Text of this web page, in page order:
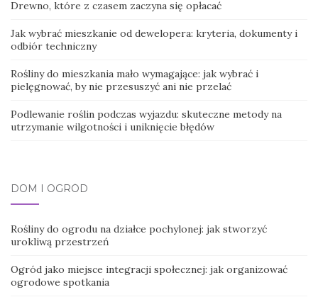
Drewno, które z czasem zaczyna się opłacać
Jak wybrać mieszkanie od dewelopera: kryteria, dokumenty i
odbiór techniczny
Rośliny do mieszkania mało wymagające: jak wybrać i
pielęgnować, by nie przesuszyć ani nie przelać
Podlewanie roślin podczas wyjazdu: skuteczne metody na
utrzymanie wilgotności i uniknięcie błędów
DOM I OGRÓD
Rośliny do ogrodu na działce pochylonej: jak stworzyć
urokliwą przestrzeń
Ogród jako miejsce integracji społecznej: jak organizować
ogrodowe spotkania